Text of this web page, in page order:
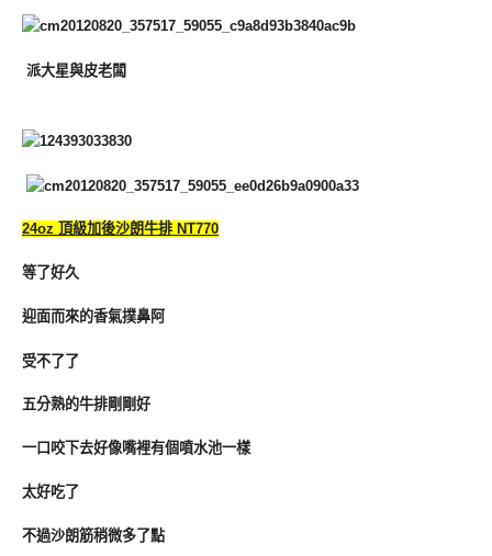
派大星與皮老闆
24oz 頂級加後沙朗牛排 NT770
等了好久
迎面而來的香氣撲鼻阿
受不了了
五分熟的牛排剛剛好
一口咬下去好像嘴裡有個噴水池一樣
太好吃了
不過沙朗筋稍微多了點